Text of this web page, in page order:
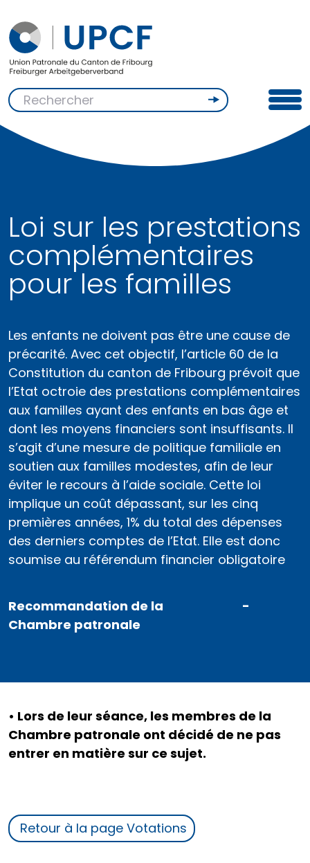
Loi sur les prestations
complémentaires
pour les familles
Les enfants ne doivent pas être une cause de
précarité. Avec cet objectif, l’article 60 de la
Constitution du canton de Fribourg prévoit que
l’Etat octroie des prestations complémentaires
aux familles ayant des enfants en bas âge et
dont les moyens financiers sont insuffisants. Il
s’agit d’une mesure de politique familiale en
soutien aux familles modestes, afin de leur
éviter le recours à l’aide sociale. Cette loi
implique un coût dépassant, sur les cinq
premières années, 1% du total des dépenses
des derniers comptes de l’Etat. Elle est donc
soumise au référendum financier obligatoire
Recommandation de la
Chambre patronale
-
• Lors de leur séance, les membres de la
Chambre patronale ont décidé de ne pas
entrer en matière sur ce sujet.
Retour à la page Votations